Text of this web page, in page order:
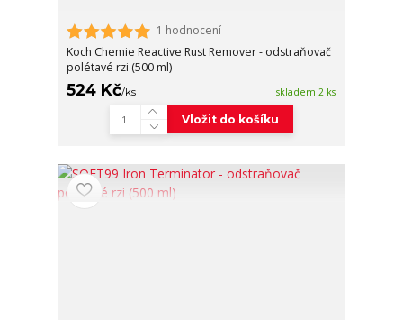
1 hodnocení
Koch Chemie Reactive Rust Remover - odstraňovač
polétavé rzi (500 ml)
524 Kč/ks skladem 2 ks
Vložit do košíku